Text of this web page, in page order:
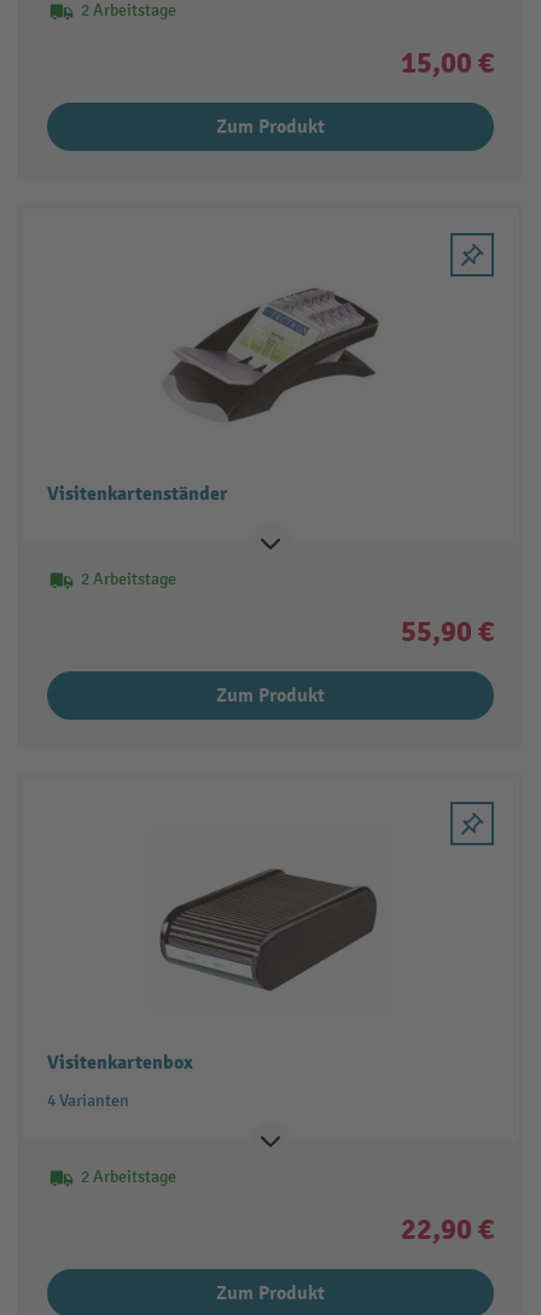
2 Arbeitstage
15,00 €
Zum Produkt
Visitenkartenständer
2 Arbeitstage
55,90 €
Zum Produkt
Visitenkartenbox
4 Varianten
2 Arbeitstage
22,90 €
Zum Produkt